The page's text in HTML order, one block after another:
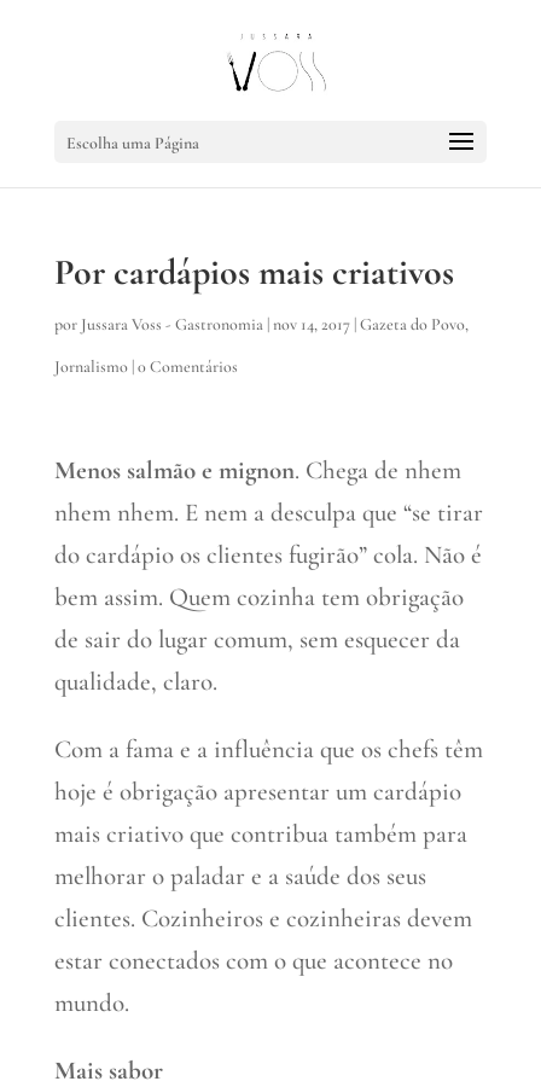
Escolha uma Página
Por cardápios mais criativos
por Jussara Voss - Gastronomia|nov 14, 2017|Gazeta do Povo,
Jornalismo|0 Comentários
Menos salmão e mignon. Chega de nhem
nhem nhem. E nem a desculpa que “se tirar
do cardápio os clientes fugirão” cola. Não é
bem assim. Quem cozinha tem obrigação
de sair do lugar comum, sem esquecer da
qualidade, claro.
Com a fama e a influência que os chefs têm
hoje é obrigação apresentar um cardápio
mais criativo que contribua também para
melhorar o paladar e a saúde dos seus
clientes. Cozinheiros e cozinheiras devem
estar conectados com o que acontece no
mundo.
Mais sabor